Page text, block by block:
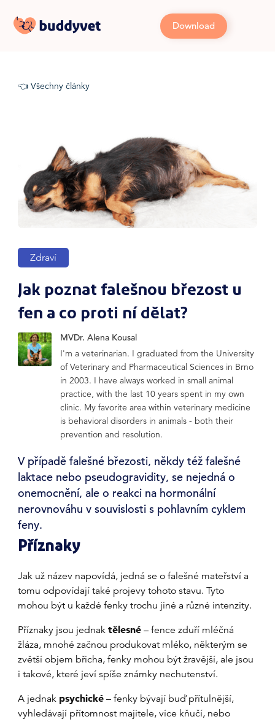
Download
👈 Všechny články
Zdraví
Jak poznat falešnou březost u
fen a co proti ní dělat?
MVDr. Alena Kousal
I'm a veterinarian. I graduated from the University
of Veterinary and Pharmaceutical Sciences in Brno
in 2003. I have always worked in small animal
practice, with the last 10 years spent in my own
clinic. My favorite area within veterinary medicine
is behavioral disorders in animals - both their
prevention and resolution.
V případě falešné březosti, někdy též falešné
laktace nebo pseudogravidity, se nejedná o
onemocnění, ale o reakci na hormonální
nerovnováhu v souvislosti s pohlavním cyklem
feny.
Příznaky
Jak už název napovídá, jedná se o falešné mateřství a
tomu odpovídají také projevy tohoto stavu. Tyto
mohou být u každé fenky trochu jiné a různé intenzity.
Příznaky jsou jednaktělesné – fence zduří mléčná
žláza, mnohé začnou produkovat mléko, některým se
zvětší objem břicha, fenky mohou být žravější, ale jsou
i takové, které jeví spíše známky nechutenství.
A jednak psychické – fenky bývají buď přítulnější,
vyhledávají přítomnost majitele, více kňučí, nebo